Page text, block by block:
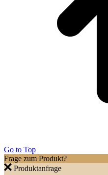
Go to Top
Frage zum Produkt?
Produktanfrage